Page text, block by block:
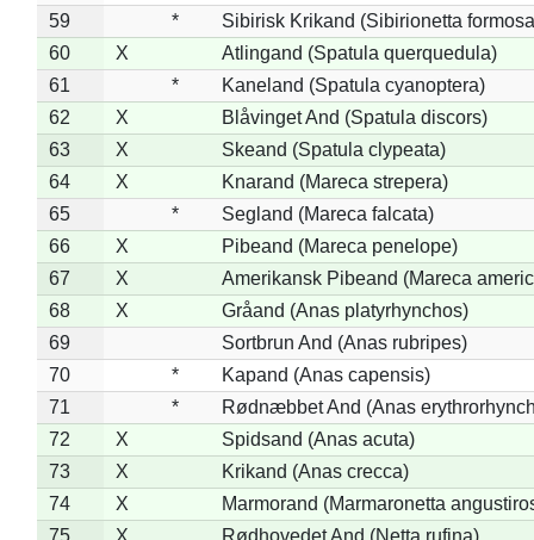
59
*
Sibirisk Krikand (Sibirionetta
60
X
Atlingand (Spatula querquedula)
61
*
Kaneland (Spatula cyanoptera)
62
X
Blåvinget And (Spatula discors)
63
X
Skeand (Spatula clypeata)
64
X
Knarand (Mareca strepera)
65
*
Segland (Mareca falcata)
66
X
Pibeand (Mareca penelope)
67
X
Amerikansk Pibeand (Mareca
68
X
Gråand (Anas platyrhynchos)
69
Sortbrun And (Anas rubripes)
70
*
Kapand (Anas capensis)
71
*
Rødnæbbet And (Anas
72
X
Spidsand (Anas acuta)
73
X
Krikand (Anas crecca)
74
X
Marmorand (Marmaronetta
75
X
Rødhovedet And (Netta rufina)